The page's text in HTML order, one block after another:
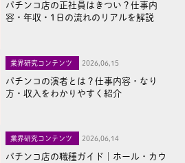
パチンコ店の正社員はきつい？仕事内
容・年収・1日の流れのリアルを解説
業界研究コンテンツ 2026,06,15
パチンコの演者とは？仕事内容・なり
方・収入をわかりやすく紹介
業界研究コンテンツ 2026,06,14
パチンコ店の職種ガイド｜ホール・カウ